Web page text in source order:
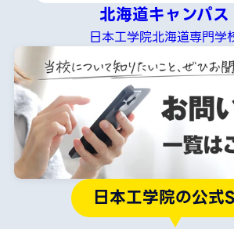
北海道キャンパス
日本工学院北海道専門学
日本工学院の公式